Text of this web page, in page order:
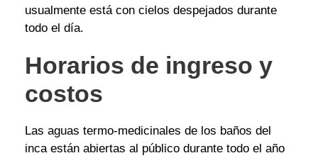
usualmente está con cielos despejados durante
todo el día.
Horarios de ingreso y
costos
Las aguas termo-medicinales de los baños del
inca están abiertas al público durante todo el año